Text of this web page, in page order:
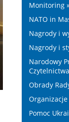
Monitoring
NATO in
Nagrody i
Nagrody i
Narodowy
Obrady
Organizacje
Pomoc